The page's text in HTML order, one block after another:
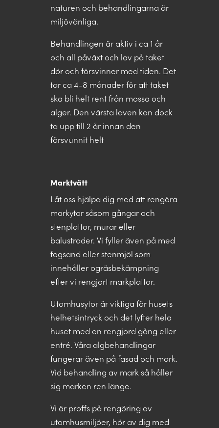
naturen och behandlingarna är
miljövänliga.
Behandlingen är aktiv i ca 1 år
och all påväxt och lav på taket
dör och försvinner med tiden. Det
tar ca 4-8 månader för att taket
ska bli helt rent från mossa och
alger. Den värsta laven kan dock
ta upp till 2 år innan den
försvunnit helt
Marktvätt
Låt oss hjälpa dig med att rengöra
markytor såsom gångar och
stenplattor, murar eller
balustrader. Vi fyller även på med
fogsand eller stenmjöl som
innehåller ogräsbekämpning
efter vi rengjort markplattor.
Utomhusytor är viktiga för husets
helhetsintryck och det lyfter hela
huset med en rengjord gång eller
entré. Våra algbehandlingar
fungerar även på fasad och mark.
Vid behandling av mark så håller
sig marken ren länge.
Vi är proffs på rengöring av
utomhusmiljöer, hör av dig med